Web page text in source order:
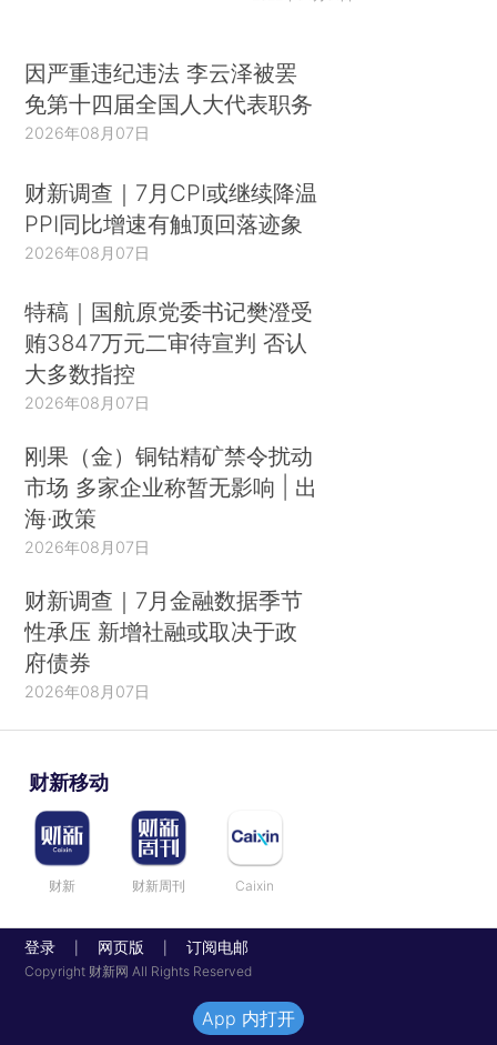
因严重违纪违法 李云泽被罢
免第十四届全国人大代表职务
2026年08月07日
财新调查｜7月CPI或继续降温
PPI同比增速有触顶回落迹象
2026年08月07日
特稿｜国航原党委书记樊澄受
贿3847万元二审待宣判 否认
大多数指控
2026年08月07日
刚果（金）铜钴精矿禁令扰动
市场 多家企业称暂无影响 | 出
海·政策
2026年08月07日
财新调查｜7月金融数据季节
性承压 新增社融或取决于政
府债券
2026年08月07日
财新移动
财新 财新周刊 Caixin
登录 网页版 订阅电邮
Copyright 财新网 All Rights Reserved
App 内打开